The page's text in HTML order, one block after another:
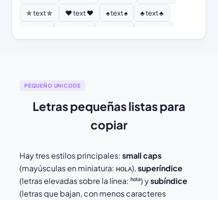
✯ text ✯
♥ text ♥ ♠ text ♠
♣ text ♣
♫ text ♫
⚘ text ⚘
PEQUEÑO UNICODE
Letras pequeñas listas para
copiar
Hay tres estilos principales: small caps
(mayúsculas en miniatura: ʜᴏʟᴀ),superíndice
(letras elevadas sobre la línea: ʰᵒˡᵃ) ysubíndice
(letras que bajan, con menos caracteres